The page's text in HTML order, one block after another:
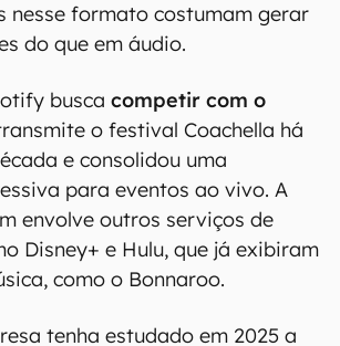
nesse formato costumam gerar
do que em áudio.
busca competir com o
o festival Coachella há
e consolidou uma
para eventos ao vivo. A
envolve outros serviços de
Disney+ e Hulu, que já exibiram
como o Bonnaroo.
tenha estudado em 2025 a